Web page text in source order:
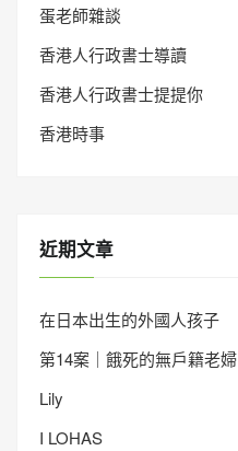
蛋老師雜談
香港人行政書士導讀
香港人行政書士提提你
香港時事
近期文章
在日本出生的外國人孩子
第14案｜餓死的無戶籍老婦
Lily
I LOHAS